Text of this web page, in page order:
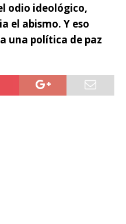
odio ideológico,
el abismo. Y eso
una política de paz